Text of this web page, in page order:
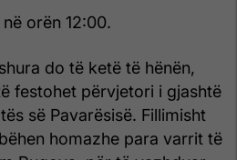
orën 12:00.
do të ketë të hënën,
festohet përvjetori i gjashtë
së Pavarësisë. Fillimisht
homazhe para varrit të